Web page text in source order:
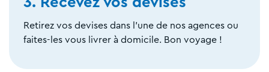
Retirez vos devises dans l'une de nos agences ou
faites-les vous livrer à domicile. Bon voyage !